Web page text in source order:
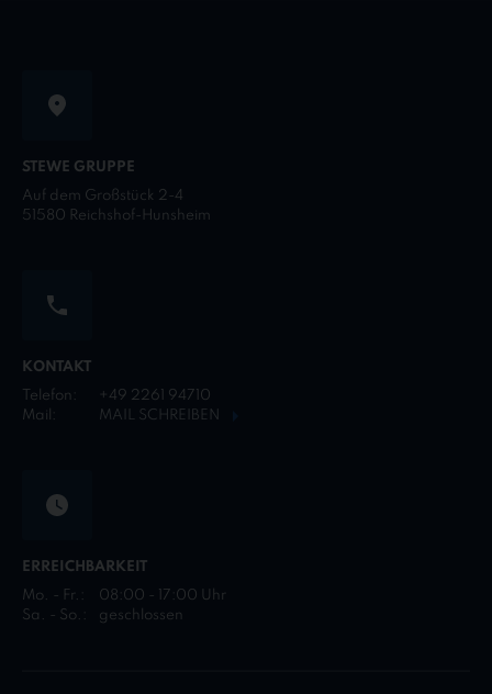
STEWE GRUPPE
Auf dem Großstück 2-4
51580 Reichshof-Hunsheim
KONTAKT
Telefon:
+49 2261 94710
Mail:
MAIL SCHREIBEN
ERREICHBARKEIT
Mo. - Fr.:
08:00 - 17:00 Uhr
Sa. - So.:
geschlossen